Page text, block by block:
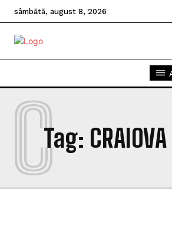
sâmbătă, august 8, 2026
Tag:
C